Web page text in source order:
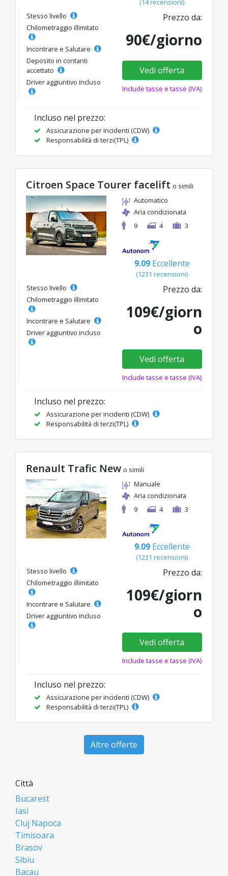
(14 recensioni)
Stesso livello
Chilometraggio illimitato
Incontrare e Salutare
Deposito in contanti
accettato
Driver aggiuntivo incluso
Prezzo da:
90€/giorno
Vedi offerta
Include tasse e tasse (IVA)
Incluso nel prezzo:
Assicurazione per incidenti (CDW)
Responsabilità di terzi(TPL)
Citroen Space Tourer facelift o simili
Automatico
Aria condizionata
9
4 3
9.09 Eccellente
(1231 recensioni)
Stesso livello
Chilometraggio illimitato
Incontrare e Salutare
Driver aggiuntivo incluso
Prezzo da:
109€/giorn
o
Vedi offerta
Include tasse e tasse (IVA)
Incluso nel prezzo:
Assicurazione per incidenti (CDW)
Responsabilità di terzi(TPL)
Renault Trafic New o simili
Manuale
Aria condizionata
9
4 3
9.09 Eccellente
(1231 recensioni)
Stesso livello
Chilometraggio illimitato
Incontrare e Salutare
Driver aggiuntivo incluso
Prezzo da:
109€/giorn
o
Vedi offerta
Include tasse e tasse (IVA)
Incluso nel prezzo:
Assicurazione per incidenti (CDW)
Responsabilità di terzi(TPL)
Altre offerte
Città
Bucarest
Iasi
Cluj Napoca
Timisoara
Brasov
Sibiu
Bacau